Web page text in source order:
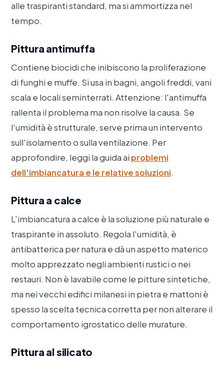
alle traspiranti standard, ma si ammortizza nel
tempo.
Pittura antimuffa
Contiene biocidi che inibiscono la proliferazione
di funghi e muffe. Si usa in bagni, angoli freddi, vani
scala e locali seminterrati. Attenzione: l'antimuffa
rallenta il problema ma non risolve la causa. Se
l'umidità è strutturale, serve prima un intervento
sull'isolamento o sulla ventilazione. Per
approfondire, leggi la guida ai problemi
dell'imbiancatura e le relative soluzioni.
Pittura a calce
L'imbiancatura a calce è la soluzione più naturale e
traspirante in assoluto. Regola l'umidità, è
antibatterica per natura e dà un aspetto materico
molto apprezzato negli ambienti rustici o nei
restauri. Non è lavabile come le pitture sintetiche,
ma nei vecchi edifici milanesi in pietra e mattoni è
spesso la scelta tecnica corretta per non alterare il
comportamento igrostatico delle murature.
Pittura al silicato